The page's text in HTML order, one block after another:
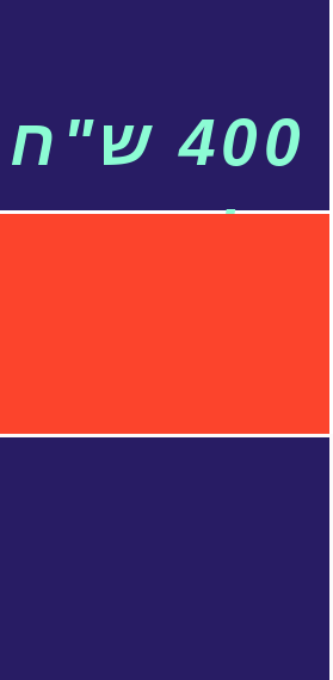
400 ש"ח